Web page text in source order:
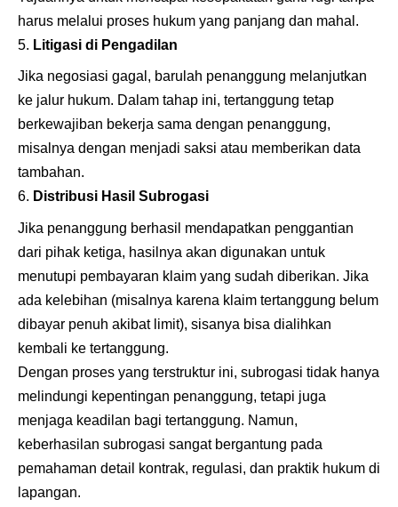
harus melalui proses hukum yang panjang dan mahal.
Litigasi di Pengadilan
Jika negosiasi gagal, barulah penanggung melanjutkan
ke jalur hukum. Dalam tahap ini, tertanggung tetap
berkewajiban bekerja sama dengan penanggung,
misalnya dengan menjadi saksi atau memberikan data
tambahan.
Distribusi Hasil Subrogasi
Jika penanggung berhasil mendapatkan penggantian
dari pihak ketiga, hasilnya akan digunakan untuk
menutupi pembayaran klaim yang sudah diberikan. Jika
ada kelebihan (misalnya karena klaim tertanggung belum
dibayar penuh akibat limit), sisanya bisa dialihkan
kembali ke tertanggung.
Dengan proses yang terstruktur ini, subrogasi tidak hanya
melindungi kepentingan penanggung, tetapi juga
menjaga keadilan bagi tertanggung. Namun,
keberhasilan subrogasi sangat bergantung pada
pemahaman detail kontrak, regulasi, dan praktik hukum di
lapangan.